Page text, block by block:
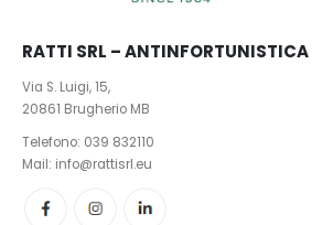
RATTI SRL – ANTINFORTUNISTICA
Via S. Luigi, 15,
20861 Brugherio MB
Telefono: 039 832110
Mail: info@rattisrl.eu